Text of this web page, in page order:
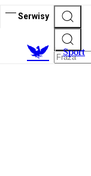
Serwisy
Sport